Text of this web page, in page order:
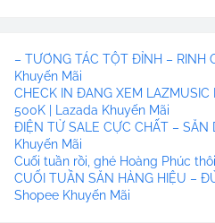
– TƯƠNG TÁC TỘT ĐỈNH – RINH
Khuyến Mãi
CHECK IN ĐANG XEM LAZMUSIC
500K | Lazada Khuyến Mãi
ĐIỆN TỬ SALE CỰC CHẤT – SĂN
Khuyến Mãi
Cuối tuần rồi, ghé Hoàng Phúc
CUỐI TUẦN SĂN HÀNG HIỆU –
Shopee Khuyến Mãi